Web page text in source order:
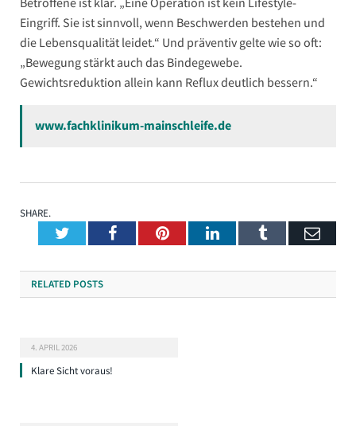
Eingriff. Sie ist sinnvoll, wenn Beschwerden bestehen und
die Lebensqualität leidet.“ Und präventiv gelte wie so oft:
„Bewegung stärkt auch das Bindegewebe.
Gewichtsreduktion allein kann Reflux deutlich bessern.“
www.fachklinikum-mainschleife.de
SHARE.
TwitterFacebookPinterestLinkedInTumblr
RELATED POSTS
4. APRIL 2026
Klare Sicht voraus!